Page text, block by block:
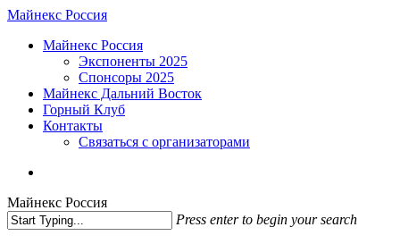
Skip
main
Майнекс Россия
Menu
Майнекс Россия
Экспоненты 2025
Спонсоры 2025
Майнекс Дальний Восток
Горный Клуб
Контакты
Связаться с организаторами
Майнекс Россия
Press enter to begin your search